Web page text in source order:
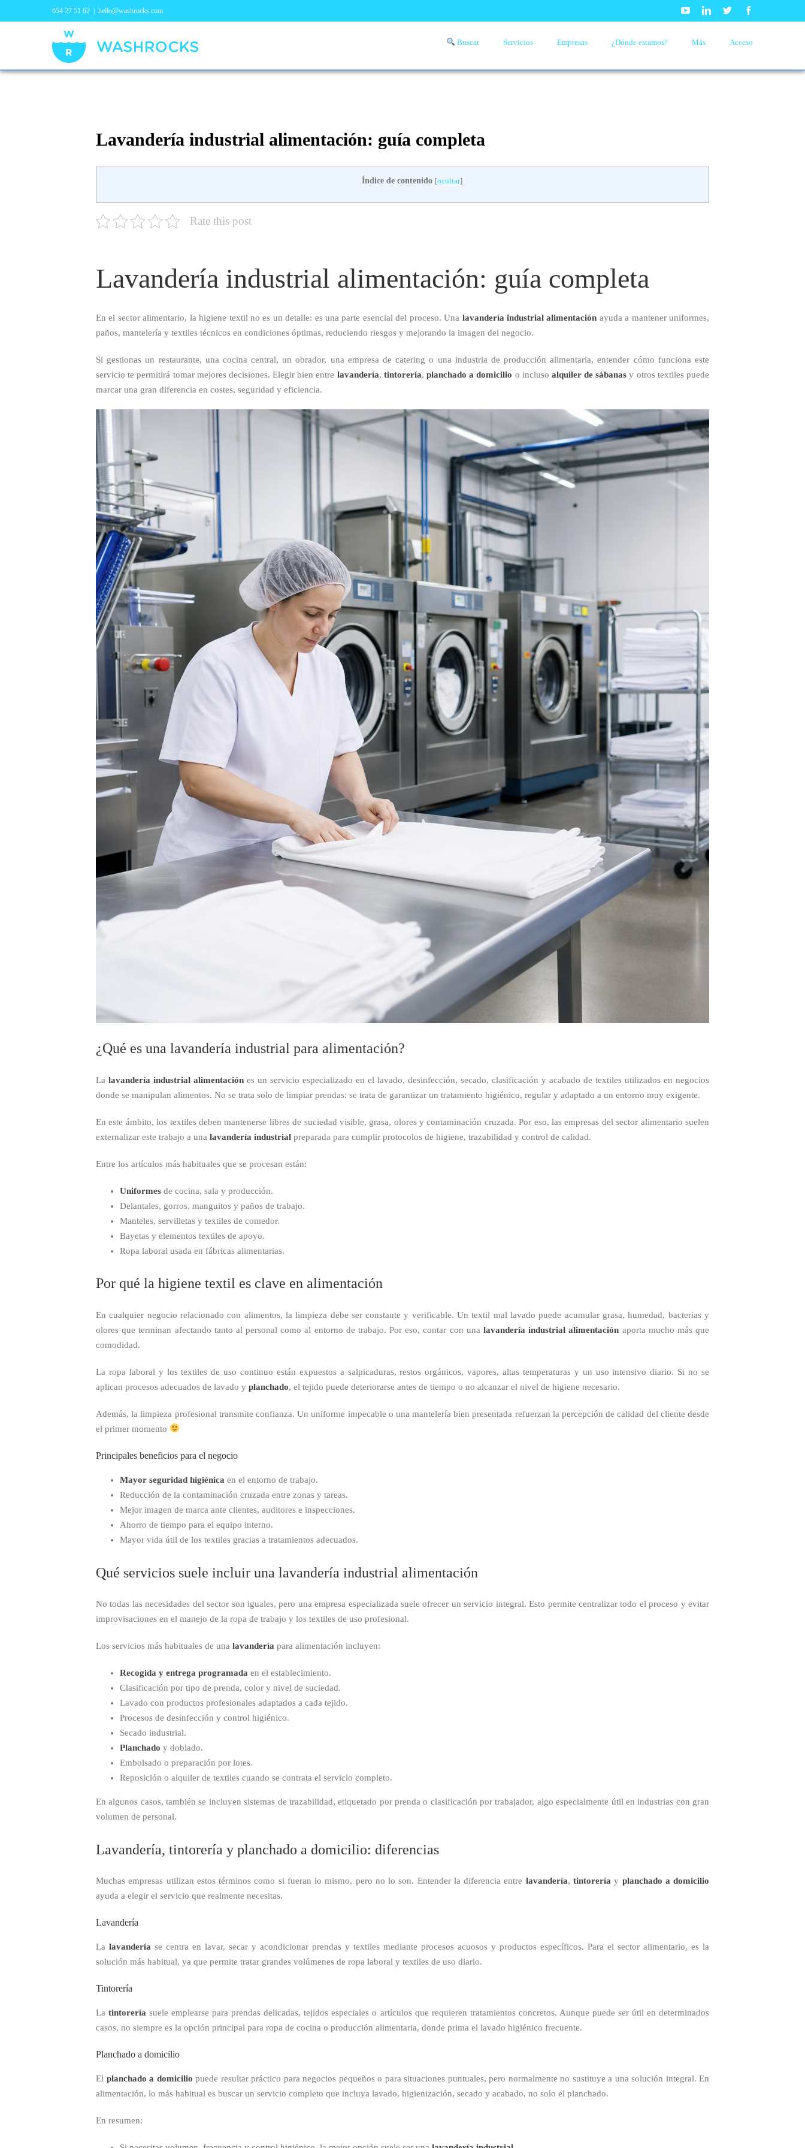
654 27 51 62 | hello@washrocks.com YoutubeLinkedinTwitter
Buscar Servicios Empresas ¿Dónde estamos? Más Acceso
Lavandería industrial alimentación: guía completa
Índice de contenido [ocultar]
Rate this post
Lavandería industrial alimentación: guía completa
En el sector alimentario, la higiene textil no es un detalle: es una parte esencial del proceso. Una lavandería industrial alimentación ayuda a mantener uniformes,
paños, mantelería y textiles técnicos en condiciones óptimas, reduciendo riesgos y mejorando la imagen del negocio.
Si gestionas un restaurante, una cocina central, un obrador, una empresa de catering o una industria de producción alimentaria, entender cómo funciona este
servicio te permitirá tomar mejores decisiones. Elegir bien entre lavandería, tintorería,planchado a domicilio o incluso alquiler de sábanas y otros textiles puede
marcar una gran diferencia en costes, seguridad y eficiencia.
¿Qué es una lavandería industrial para alimentación?
La lavandería industrial alimentación es un servicio especializado en el lavado, desinfección, secado, clasificación y acabado de textiles utilizados en negocios
donde se manipulan alimentos. No se trata solo de limpiar prendas: se trata de garantizar un tratamiento higiénico, regular y adaptado a un entorno muy exigente.
En este ámbito, los textiles deben mantenerse libres de suciedad visible, grasa, olores y contaminación cruzada. Por eso, las empresas del sector alimentario suelen
externalizar este trabajo a una lavandería industrial preparada para cumplir protocolos de higiene, trazabilidad y control de calidad.
Entre los artículos más habituales que se procesan están:
Uniformes de cocina, sala y producción.
Delantales, gorros, manguitos y paños de trabajo.
Manteles, servilletas y textiles de comedor.
Bayetas y elementos textiles de apoyo.
Ropa laboral usada en fábricas alimentarias.
Por qué la higiene textil es clave en alimentación
En cualquier negocio relacionado con alimentos, la limpieza debe ser constante y verificable. Un textil mal lavado puede acumular grasa, humedad, bacterias y
olores que terminan afectando tanto al personal como al entorno de trabajo. Por eso, contar con una lavandería industrial alimentación aporta mucho más que
comodidad.
La ropa laboral y los textiles de uso continuo están expuestos a salpicaduras, restos orgánicos, vapores, altas temperaturas y un uso intensivo diario. Si no se
aplican procesos adecuados de lavado y planchado, el tejido puede deteriorarse antes de tiempo o no alcanzar el nivel de higiene necesario.
Además, la limpieza profesional transmite confianza. Un uniforme impecable o una mantelería bien presentada refuerzan la percepción de calidad del cliente desde
el primer momento
Principales beneficios para el negocio
Mayor seguridad higiénica en el entorno de trabajo.
Reducción de la contaminación cruzada entre zonas y tareas.
Mejor imagen de marca ante clientes, auditores e inspecciones.
Ahorro de tiempo para el equipo interno.
Mayor vida útil de los textiles gracias a tratamientos adecuados.
Qué servicios suele incluir una lavandería industrial alimentación
No todas las necesidades del sector son iguales, pero una empresa especializada suele ofrecer un servicio integral. Esto permite centralizar todo el proceso y evitar
improvisaciones en el manejo de la ropa de trabajo y los textiles de uso profesional.
Los servicios más habituales de una lavandería para alimentación incluyen:
Recogida y entrega programada en el establecimiento.
Clasificación por tipo de prenda, color y nivel de suciedad.
Lavado con productos profesionales adaptados a cada tejido.
Procesos de desinfección y control higiénico.
Secado industrial.
Planchado y doblado.
Embolsado o preparación por lotes.
Reposición o alquiler de textiles cuando se contrata el servicio completo.
En algunos casos, también se incluyen sistemas de trazabilidad, etiquetado por prenda o clasificación por trabajador, algo especialmente útil en industrias con gran
volumen de personal.
Lavandería, tintorería y planchado a domicilio: diferencias
Muchas empresas utilizan estos términos como si fueran lo mismo, pero no lo son. Entender la diferencia entre lavandería, tintorería y planchado a domicilio
ayuda a elegir el servicio que realmente necesitas.
Lavandería
La lavandería se centra en lavar, secar y acondicionar prendas y textiles mediante procesos acuosos y productos específicos. Para el sector alimentario, es la
solución más habitual, ya que permite tratar grandes volúmenes de ropa laboral y textiles de uso diario.
Tintorería
Latintorería suele emplearse para prendas delicadas, tejidos especiales o artículos que requieren tratamientos concretos. Aunque puede ser útil en determinados
casos, no siempre es la opción principal para ropa de cocina o producción alimentaria, donde prima el lavado higiénico frecuente.
Planchado a domicilio
El planchado a domicilio puede resultar práctico para negocios pequeños o para situaciones puntuales, pero normalmente no sustituye a una solución integral. En
alimentación, lo más habitual es buscar un servicio completo que incluya lavado, higienización, secado y acabado, no solo el planchado.
En resumen: